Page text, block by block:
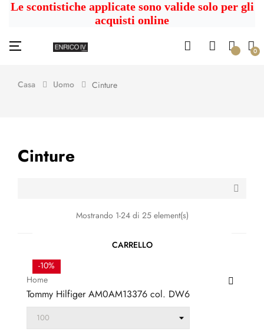
Le scontistiche applicate sono valide solo per gli
acquisti online
navigazione
☰ 0
Casa Uomo Cinture
Cinture

Mostrando 1-24 di 25 element(s)
-10%
CARRELLO
Home
Tommy Hilfiger AM0AM13376 col. DW6